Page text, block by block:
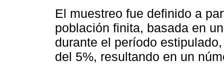
El muestreo fue definido a
población finita, basada en
durante el período
del 5%, resultando en un